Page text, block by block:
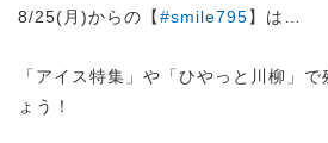
8/25(月)からの【#smile795】は…
「アイス特集」や「ひやっと川柳」
ょう！